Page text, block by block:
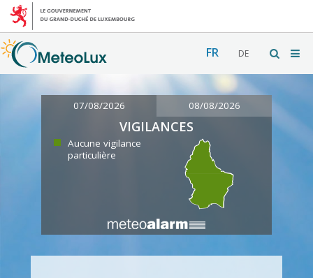
FR DE
07/08/2026 08/08/2026
VIGILANCES
Aucune vigilance
particulière